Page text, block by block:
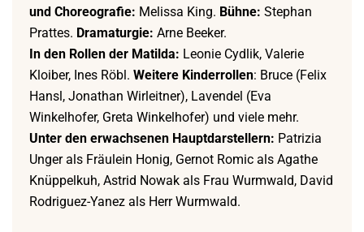
und Choreografie: Melissa King. Bühne: Stephan
Prattes. Dramaturgie: Arne Beeker.
In den Rollen der Matilda: Leonie Cydlik, Valerie
Kloiber, Ines Röbl. Weitere Kinderrollen: Bruce (Felix
Hansl, Jonathan Wirleitner), Lavendel (Eva
Winkelhofer, Greta Winkelhofer) und viele mehr.
Unter den erwachsenen Hauptdarstellern: Patrizia
Unger als Fräulein Honig, Gernot Romic als Agathe
Knüppelkuh, Astrid Nowak als Frau Wurmwald, David
Rodriguez-Yanez als Herr Wurmwald.